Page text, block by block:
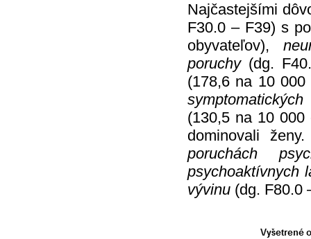
Najčastejšími
F30.0 – F39) s
obyvateľov),
poruchy(dg.
(178,6 na 10
symptomatických
(130,5 na 10
dominovali
poruchách
psychoaktívnych
vývinu(dg. F80.0